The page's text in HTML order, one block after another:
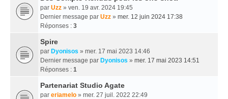
par Uzz » ven. 19 avr. 2024 19:45
Dernier message par Uzz » mer. 12 juin 2024 17:38
Réponses : 3
Spire
par Dyonisos » mer. 17 mai 2023 14:46
Dernier message par Dyonisos » mer. 17 mai 2023 14:51
Réponses : 1
Partenariat Studio Agate
par eriamelo » mer. 27 juil. 2022 22:49